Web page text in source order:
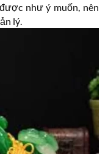
như ý muốn, nên
lý.